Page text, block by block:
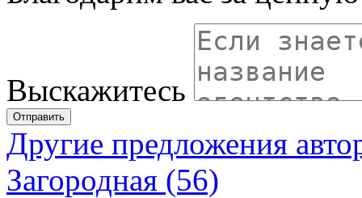
Выскажитесь
Отправить
Другие предложения
Загородная (56)